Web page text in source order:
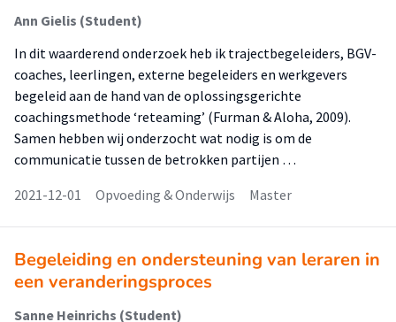
Ann Gielis (Student)
In dit waarderend onderzoek heb ik trajectbegeleiders, BGV-
coaches, leerlingen, externe begeleiders en werkgevers
begeleid aan de hand van de oplossingsgerichte
coachingsmethode ‘reteaming’ (Furman & Aloha, 2009).
Samen hebben wij onderzocht wat nodig is om de
communicatie tussen de betrokken partijen …
2021-12-01
Opvoeding & Onderwijs Master
Begeleiding en ondersteuning van leraren in
een veranderingsproces
Sanne Heinrichs (Student)